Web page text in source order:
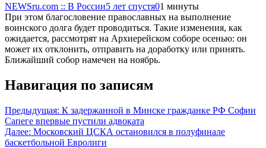
NEWSru.com :: В России5 лет спустя01 минуты
При этом благословение православных на выполнение
воинского долга будет проводиться. Такие изменения, как
ожидается, рассмотрят на Архиерейском соборе осенью: он
может их отклонить, отправить на доработку или принять.
Ближайший собор намечен на ноябрь.
Навигация по записям
Предыдущая: К задержанной в Минске гражданке РФ Софии
Сапеге впервые пустили адвоката
Далее: Московский ЦСКА остановился в полуфинале
баскетбольной Евролиги